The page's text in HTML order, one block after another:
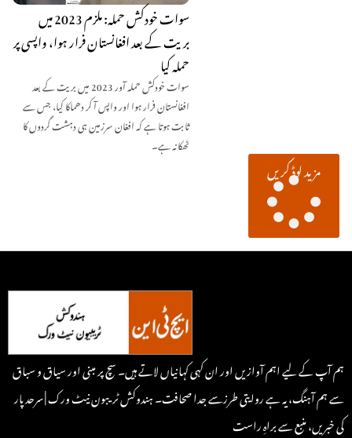
سوات خودکش حملہ: ملزم 2023 میں
بریت کے بعد افغانستان فرار ہوا، واپسی پر
حملہ کیا
سوات خودکش حملہ آور 2023 میں بریت کے بعد
افغانستان فرار ہوا اور واپس آ کر دھماکا کیا، جس سے
ثابت ہوتا ہے کہ افغان سرزمین ہی دہشت گردوں کا
ٹھکانہ ہے۔
مزید لوڈ کریں
ہم آپ کے لیے اہم آوازیں اور ان کہی کہانیاں لاتے ہیں۔ سچ پر مبنی اور سیاق و سباق
سے ہم آہنگ، یہ ہے روایتی طرزسے جدا صحافت۔ ہندوکش ٹریبون نیٹ ورک | سرحد پار
کی خبریں، منبع سے براہِ راست